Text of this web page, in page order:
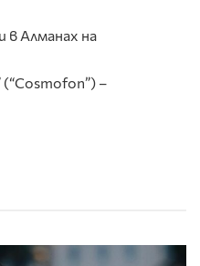
в Алманах на
–